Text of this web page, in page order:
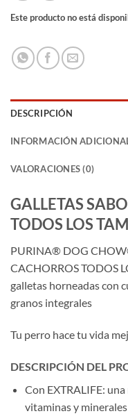
Este producto no está
DESCRIPCIÓN
INFORMACIÓN
VALORACIONES (0)
GALLETAS
TODOS LOS
PURINA® DOG
CACHORROS TODOS
galletas horneadas con
granos integrales
Tu perro hace tu vida
DESCRIPCIÓN DEL
Con EXTRALIFE:
vitaminas y